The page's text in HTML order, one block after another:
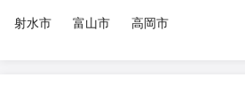
射水市
富山市 高岡市